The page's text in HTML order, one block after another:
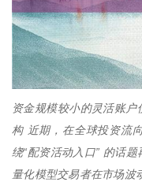
资金规模较小的灵活账
构 近期，在全球投资流
绕“配资活动入口” 的话
量化模型交易者在市场波